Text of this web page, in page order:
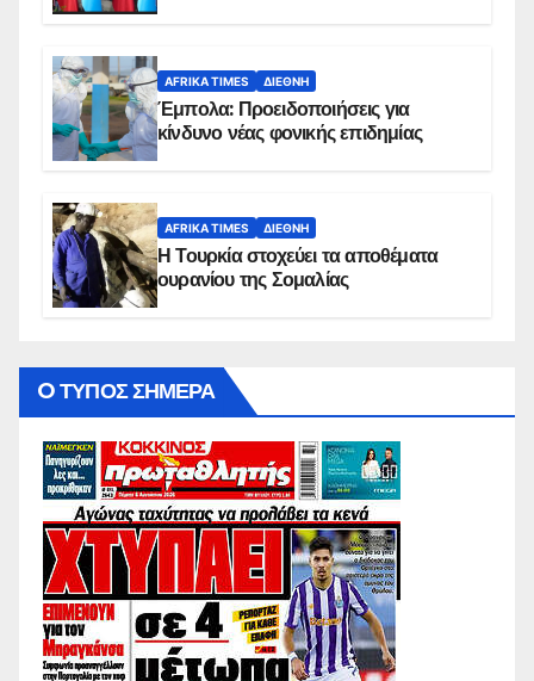
AFRIKA TIMES ΔΙΕΘΝΉ
Έμπολα: Προειδοποιήσεις για
κίνδυνο νέας φονικής επιδημίας
AFRIKA TIMES ΔΙΕΘΝΉ
Η Τουρκία στοχεύει τα αποθέματα
ουρανίου της Σομαλίας
O ΤΥΠΟΣ ΣΗΜΕΡΑ